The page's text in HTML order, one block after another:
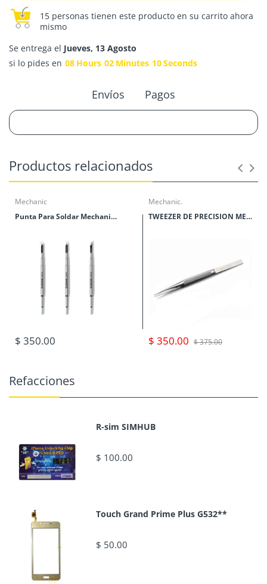
15 personas tienen este producto en su carrito ahora
mismo
Se entrega el Jueves, 13 Agosto
si lo pides en 08 Hours 02 Minutes 10Seconds
Envíos Pagos
Productos relacionados
Mechanic
Punta Para Soldar Mechanic Serie C210
$ 350.00
Mechanic.
TWEEZER DE PRECISION MECHANIC SERIES TK
$ 350.00 $ 375.00
Refacciones
R-sim SIMHUB
$ 100.00
Touch Grand Prime Plus G532**
$ 50.00